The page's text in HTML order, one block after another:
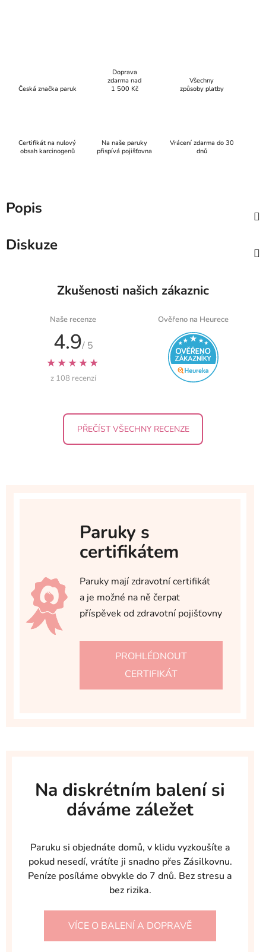
Česká značka paruk
Doprava
zdarma nad
1 500 Kč
Všechny
způsoby platby
Certifikát na nulový
obsah karcinogenů
Na naše paruky
přispívá pojišťovna
Vrácení zdarma do 30
dnů
Popis
Diskuze
Zkušenosti našich zákaznic
Naše recenze
4.9/ 5
★★★★★
z 108 recenzí
Ověřeno na Heurece
PŘEČÍST VŠECHNY RECENZE
Paruky s
certifikátem
Paruky mají zdravotní certifikát
a je možné na ně čerpat
příspěvek od zdravotní pojišťovny
PROHLÉDNOUT
CERTIFIKÁT
Na diskrétním balení si
dáváme záležet
Paruku si objednáte domů, v klidu vyzkoušíte a
pokud nesedí, vrátíte ji snadno přes Zásilkovnu.
Peníze posíláme obvykle do 7 dnů. Bez stresu a
bez rizika.
VÍCE O BALENÍ A DOPRAVĚ